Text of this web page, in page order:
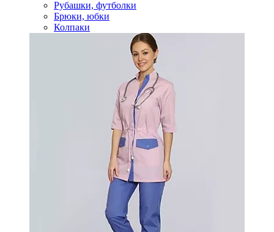
Рубашки, футболки
Брюки, юбки
Колпаки